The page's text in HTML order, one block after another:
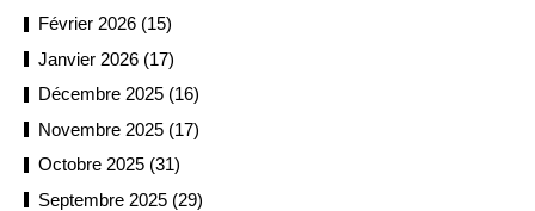
Février 2026 (15)
Janvier 2026 (17)
Décembre 2025 (16)
Novembre 2025 (17)
Octobre 2025 (31)
Septembre 2025 (29)